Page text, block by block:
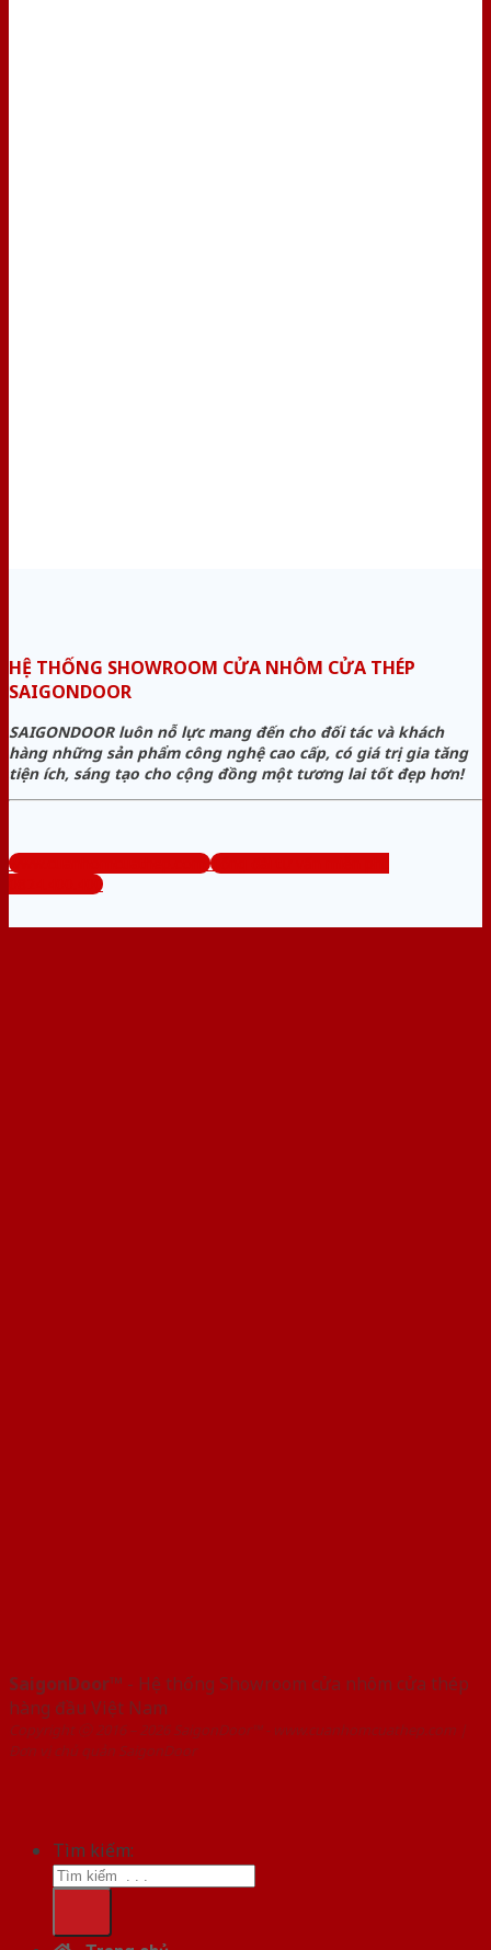
HỆ THỐNG SHOWROOM CỬA NHÔM CỬA THÉP
SAIGONDOOR
SAIGONDOOR luôn nỗ lực mang đến cho đối tác và khách
hàng những sản phẩm công nghệ cao cấp, có giá trị gia tăng
tiện ích, sáng tạo cho cộng đồng một tương lai tốt đẹp hơn!
www.cuanhomcuathep.com
Tổng đài tư vấn miễn phí:
0824.400.400
SaigonDoor™ - Hệ thống Showroom cửa nhôm cửa thép
hàng đầu Việt Nam
Copyright ⓒ 2016 – 2026 SaigonDoor™ - www.cuanhomcuathep.com |
Đơn vị chủ quản SaigonDoor
Tìm kiếm: